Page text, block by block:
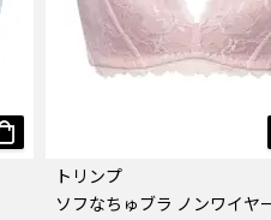
トリンプ
ソフなちゅブラ ノンワイヤ